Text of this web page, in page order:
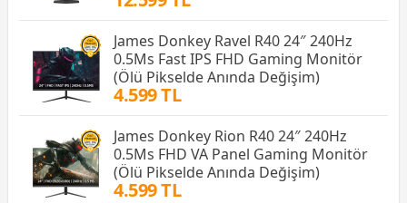
James Donkey Ravel R40 24″ 240Hz
0.5Ms Fast IPS FHD Gaming Monitör
(Ölü Pikselde Anında Değişim)
4.599 TL
James Donkey Rion R40 24″ 240Hz
0.5Ms FHD VA Panel Gaming Monitör
(Ölü Pikselde Anında Değişim)
4.599 TL